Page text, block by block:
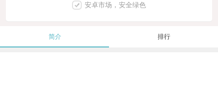
安卓市场，安全绿色
简介 排行